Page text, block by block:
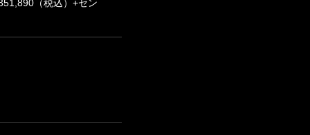
（税込）+セン